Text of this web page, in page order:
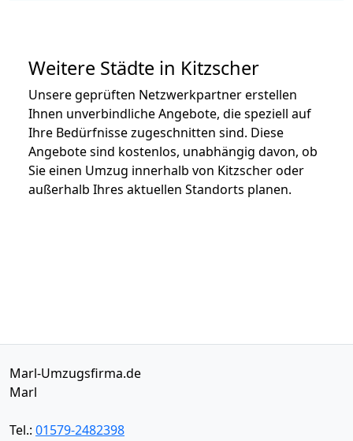
Weitere Städte in Kitzscher
Unsere geprüften Netzwerkpartner erstellen
Ihnen unverbindliche Angebote, die speziell auf
Ihre Bedürfnisse zugeschnitten sind. Diese
Angebote sind kostenlos, unabhängig davon, ob
Sie einen Umzug innerhalb von Kitzscher oder
außerhalb Ihres aktuellen Standorts planen.
Marl-Umzugsfirma.de
Marl
Tel.: 01579-2482398